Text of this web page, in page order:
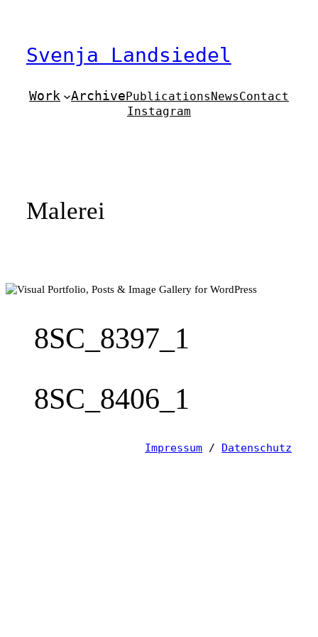
Svenja Landsiedel
Work ArchivePublicationsNewsContact
Instagram
Malerei
8SC_8397_1
8SC_8406_1
Impressum / Datenschutz